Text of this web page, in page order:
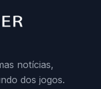
notícias,
dos jogos.